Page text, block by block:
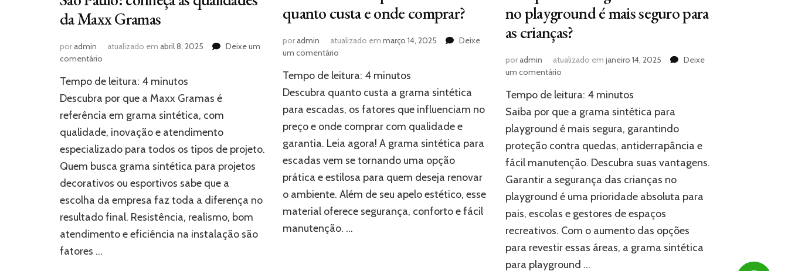
da Maxx Gramas
poradmin atualizado em abril 8, 2025
Deixe um
comentário
de
grama
sintética
em
São
Paulo:
conheça
as
qualidades
da
Maxx
Gramas
Tempo de leitura: 4 minutos
Descubra por que a Maxx Gramas é
referência em grama sintética, com
qualidade, inovação e atendimento
especializado para todos os tipos de projeto.
Quem busca grama sintética para projetos
decorativos ou esportivos sabe que a
escolha da empresa faz toda a diferença no
resultado final. Resistência, realismo, bom
atendimento e eficiência na instalação são
fatores …
quanto custa e onde comprar?
poradmin atualizado em março 14, 2025
Deixe
um comentárioem
sintética
para
quanto
custa
e
onde
comprar?
Tempo de leitura: 4 minutos
Descubra quanto custa a grama sintética
para escadas, os fatores que influenciam no
preço e onde comprar com qualidade e
garantia. Leia agora! A grama sintética para
escadas vem se tornando uma opção
prática e estilosa para quem deseja renovar
o ambiente. Além de seu apelo estético, esse
material oferece segurança, conforto e fácil
manutenção. …
no playground é mais seguro para
as crianças?
poradmin atualizado em janeiro 14, 2025
Deixe
um comentárioem
que
instalar
grama
sintética
no
playground
mais
seguro
as
crianças?
Tempo de leitura: 4 minutos
Saiba por que a grama sintética para
playground é mais segura, garantindo
proteção contra quedas, antiderrapância e
fácil manutenção. Descubra suas vantagens.
Garantir a segurança das crianças no
playground é uma prioridade absoluta para
pais, escolas e gestores de espaços
recreativos. Com o aumento das opções
para revestir essas áreas, a grama sintética
para playground …